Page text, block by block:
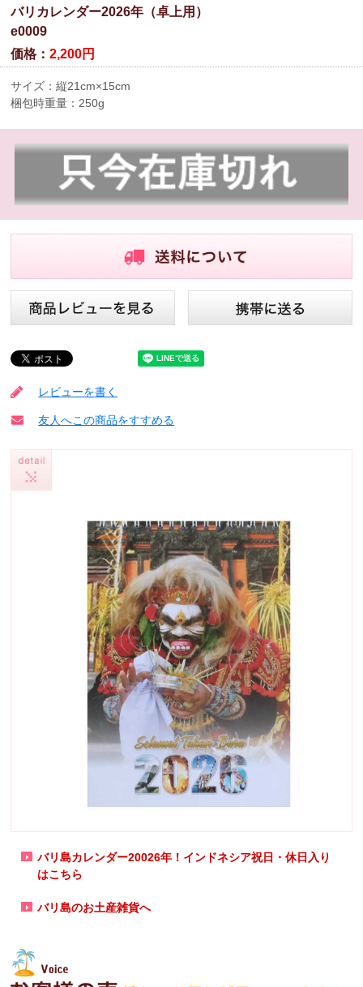
バリカレンダー2026年（卓上用）
e0009
価格：2,200円
サイズ：縦21cm×15cm
梱包時重量：250g
レビューを書く
友人へこの商品をすすめる
バリ島カレンダー20026年！インドネシア祝日・休日入り
はこちら
バリ島のお土産雑貨へ